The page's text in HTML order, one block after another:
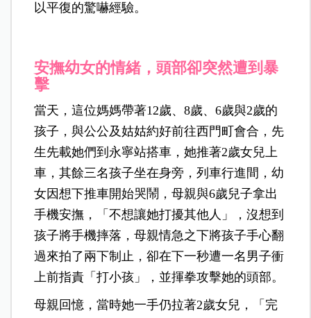
以平復的驚嚇經驗。
安撫幼女的情緒，頭部卻突然遭到暴
擊
當天，這位媽媽帶著12歲、8歲、6歲與2歲的
孩子，與公公及姑姑約好前往西門町會合，先
生先載她們到永寧站搭車，她推著2歲女兒上
車，其餘三名孩子坐在身旁，列車行進間，幼
女因想下推車開始哭鬧，母親與6歲兒子拿出
手機安撫，「不想讓她打擾其他人」，沒想到
孩子將手機摔落，母親情急之下將孩子手心翻
過來拍了兩下制止，卻在下一秒遭一名男子衝
上前指責「打小孩」，並揮拳攻擊她的頭部。
母親回憶，當時她一手仍拉著2歲女兒，「完